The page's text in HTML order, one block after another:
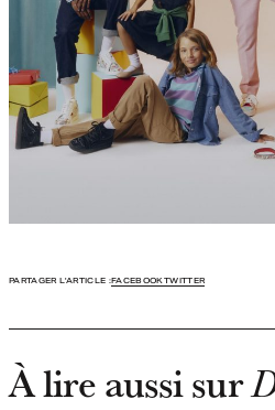
PARTAGER L'ARTICLE :FACEBOOKTWITTER
À lire aussi sur